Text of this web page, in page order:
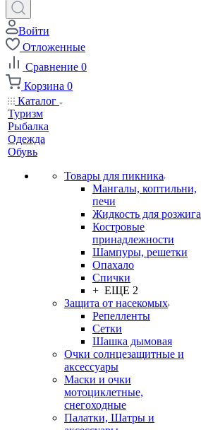
Войти
Отложенные
Сравнение 0
Корзина 0
Каталог
Туризм
Рыбалка
Одежда
Обувь
Товары для пикника
Мангалы, коптильни,
печи
Жидкость для розжига
Костровые
принадлежности
Шампуры, решетки
Опахало
Спички
+ ЕЩЕ 2
Защита от насекомых
Репелленты
Сетки
Шашка дымовая
Очки солнцезащитные и
аксессуары
Маски и очки
мотоциклетные,
снегоходные
Палатки, Шатры и